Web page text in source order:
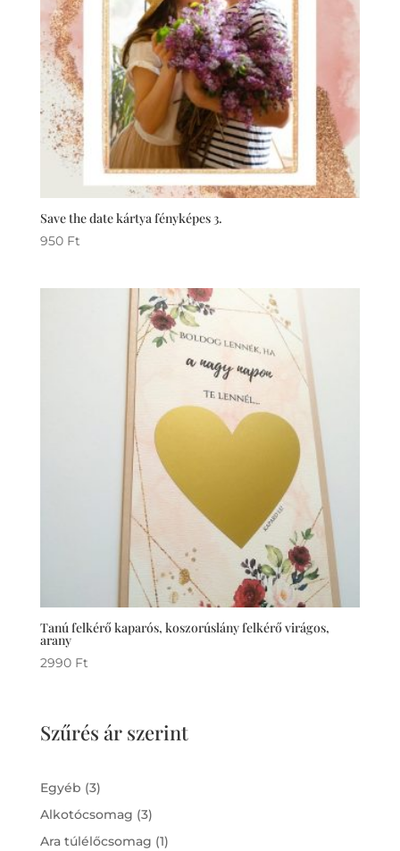
Save the date kártya fényképes 3.
950 Ft
Tanú felkérő kaparós, koszorúslány felkérő virágos,
arany
2990 Ft
Szűrés ár szerint
Egyéb 33
products
Alkotócsomag 33
products
Ara túlélőcsomag 11